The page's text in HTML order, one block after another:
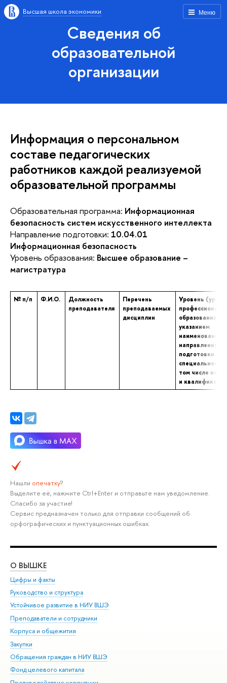
Меню
Высшая школа экономики
Сведения об
образовательной
организации
Информация о персональном
составе педагогических
работников каждой реализуемой
образовательной программы
Образовательная программа: Информационная
безопасность систем искусственного интеллекта
Направление подготовки: 10.04.01
Информационная безопасность
Уровень образования: Высшее образование –
магистратура
№ п/п Ф.И.О.
Должность
преподавателя
Перечень
преподаваемых
дисциплин
Уровень
образования с
указанием
наименования
направления
подготовки и
том числе
и
Нашли опечатку?
Выделите её, нажмите Ctrl+Enter и отправьте нам уведомление.
Спасибо за участие!
Сервис предназначен только для отправки сообщений об
орфографических и пунктуационных ошибках.
О ВЫШКЕ
Цифры и факты
Руководство и структура
Устойчивое развитие в НИУ ВШЭ
Преподаватели и сотрудники
Корпуса и общежития
Закупки
Обращения граждан в НИУ ВШЭ
Фонд целевого капитала